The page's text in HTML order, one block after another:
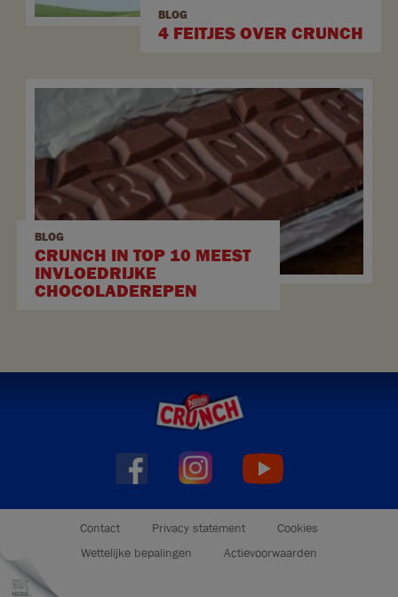
BLOG
4 FEITJES OVER CRUNCH
BLOG
CRUNCH IN TOP 10 MEEST
INVLOEDRIJKE
CHOCOLADEREPEN
Contact Privacy statement
Cookies
Wettelijke bepalingen
Actievoorwaarden